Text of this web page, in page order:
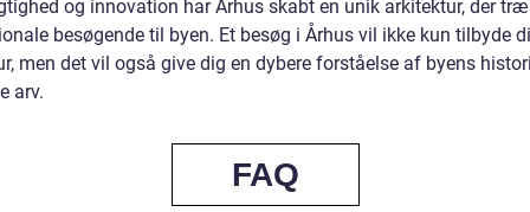
og innovation har Århus skabt en unik arkitektur, der
besøgende til byen. Et besøg i Århus vil ikke kun tilbyde
men det vil også give dig en dybere forståelse af byens
arv.
FAQ